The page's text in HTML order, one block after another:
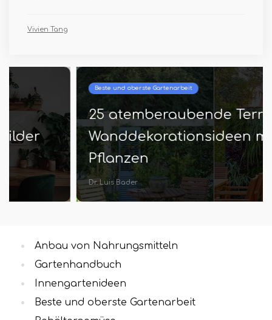
Vivien Tang
Beste und oberste Gartenarbeit
25 atemberaubende Terrasse
Wanddekorationsideen mit
Pflanzen
Dr. Luis Bader
Anbau von Nahrungsmitteln
Gartenhandbuch
Innengartenideen
Beste und oberste Gartenarbeit